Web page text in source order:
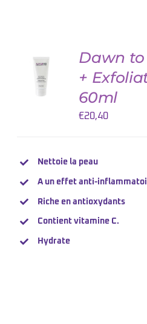
AU
PANIER
Dawn to
+
60ml
€20,40
Nettoie la peau
A un effet anti-
Riche en antioxydants
ContientvitamineC.
Hydrate